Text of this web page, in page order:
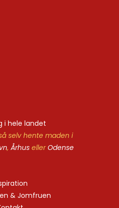
i hele landet
selv hente maden i
, ÅrhusellerOdense
& Jomfruen